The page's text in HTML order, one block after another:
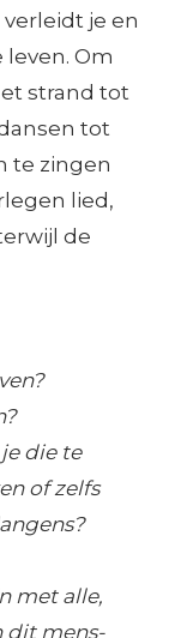
je en
Om
strand tot
tot
te zingen
lied,
de
die te
of zelfs
met alle,
dit mens-